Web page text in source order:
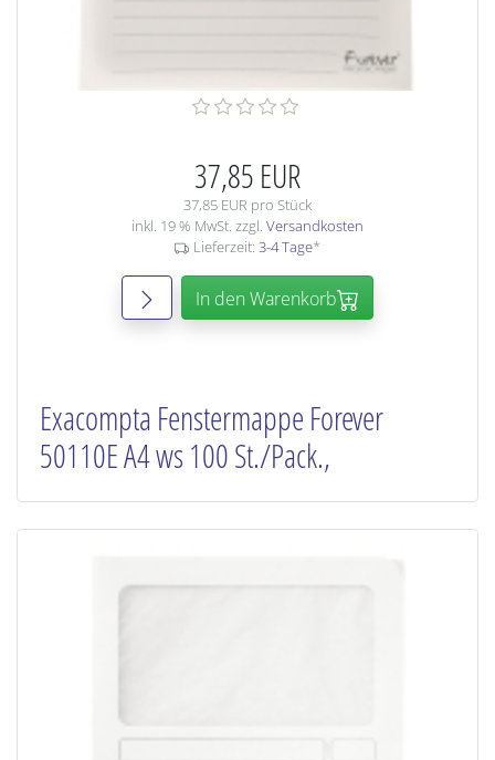
37,85 EUR
37,85 EUR pro Stück
inkl. 19 % MwSt. zzgl. Versandkosten
Lieferzeit: 3-4 Tage*
In den Warenkorb
Exacompta Fenstermappe Forever
50110E A4 ws 100 St./Pack.,